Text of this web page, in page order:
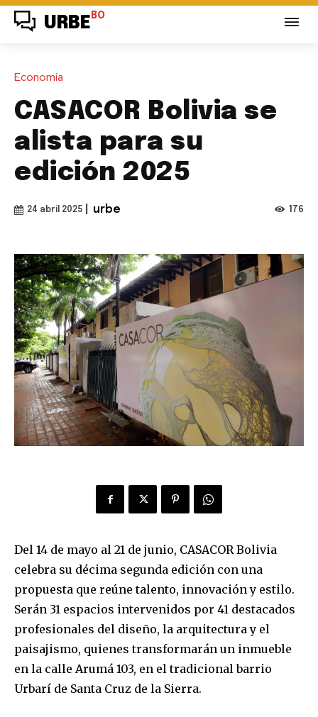
URBE BO
Economía
CASACOR Bolivia se
alista para su
edición 2025
24 abril 2025 urbe 176
Del 14 de mayo al 21 de junio, CASACOR Bolivia
celebra su décima segunda edición con una
propuesta que reúne talento, innovación y estilo.
Serán 31 espacios intervenidos por 41 destacados
profesionales del diseño, la arquitectura y el
paisajismo, quienes transformarán un inmueble
en la calle Arumá 103, en el tradicional barrio
Urbarí de Santa Cruz de la Sierra.